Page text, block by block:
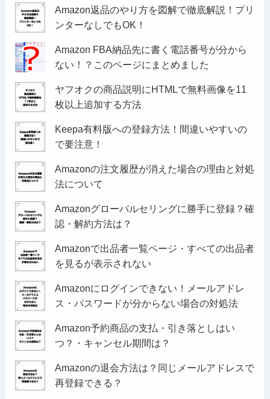
Amazon返品のやり方を図解で徹底解説！プリ
ンターなしでもOK！
Amazon FBA納品先に書く電話番号が分から
ない！？このページにまとめました
ヤフオクの商品説明にHTMLで無料画像を11
枚以上追加する方法
Keepa有料版への登録方法！間違いやすいの
で要注意！
Amazonの注文履歴が消えた場合の理由と対処
法について
Amazonグローバルセリングに勝手に登録？確
認・解約方法は？
Amazonで出品者一覧ページ・すべての出品者
を見るが表示されない
Amazonにログインできない！メールアドレ
ス・パスワードが分からない場合の対処法
Amazon予約商品の支払・引き落としはい
つ？・キャンセル期間は？
Amazonの退会方法は？同じメールアドレスで
再登録できる？